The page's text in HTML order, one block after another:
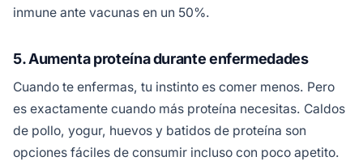
inmune ante vacunas en un 50%.
5. Aumenta proteína durante enfermedades
Cuando te enfermas, tu instinto es comer menos. Pero
es exactamente cuando más proteína necesitas. Caldos
de pollo, yogur, huevos y batidos de proteína son
opciones fáciles de consumir incluso con poco apetito.